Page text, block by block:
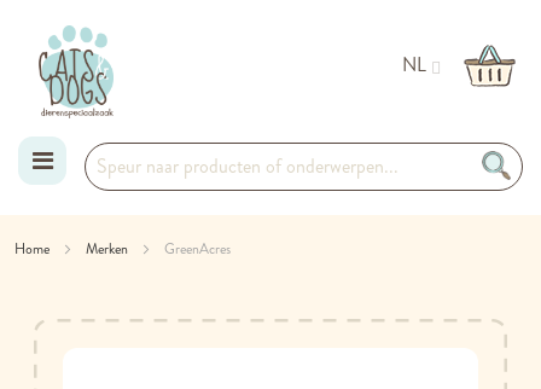
NL
inhoud
Home Merken GreenAcres